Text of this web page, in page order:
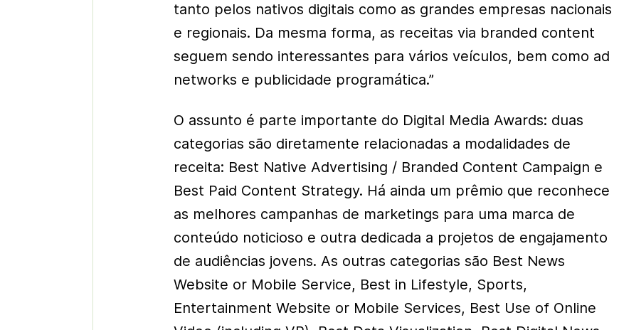
tanto pelos nativos digitais como as grandes empresas nacionais
e regionais. Da mesma forma, as receitas via branded content
seguem sendo interessantes para vários veículos, bem como ad
networks e publicidade programática.”
O assunto é parte importante do Digital Media Awards: duas
categorias são diretamente relacionadas a modalidades de
receita: Best Native Advertising / Branded Content Campaign e
Best Paid Content Strategy. Há ainda um prêmio que reconhece
as melhores campanhas de marketings para uma marca de
conteúdo noticioso e outra dedicada a projetos de engajamento
de audiências jovens. As outras categorias são Best News
Website or Mobile Service, Best in Lifestyle, Sports,
Entertainment Website or Mobile Services, Best Use of Online